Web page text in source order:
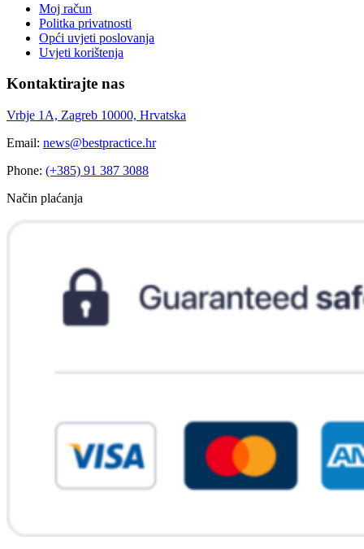
Moj račun
Politka privatnosti
Opći uvjeti poslovanja
Uvjeti korištenja
Kontaktirajte nas
Vrbje 1A, Zagreb 10000, Hrvatska
Email: news@bestpractice.hr
Phone: (+385) 91 387 3088
Način plaćanja